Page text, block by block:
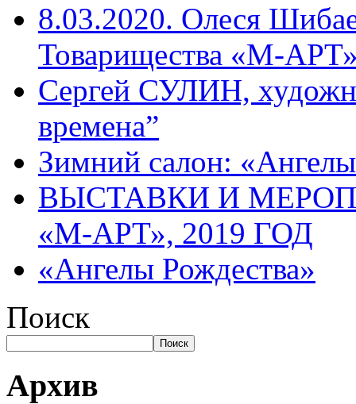
8.03.2020. Олеся
Товарищества «М-
Сергей СУЛИН,
времена”
Зимний салон:
ВЫСТАВКИ И
«М-АРТ», 2019 ГОД
«Ангелы Рождества»
Поиск
Поиск
Архив